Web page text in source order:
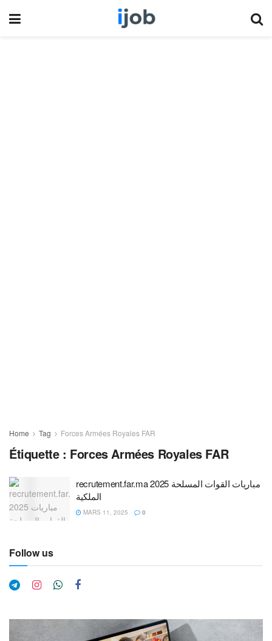
Home Tag Forces Armées Royales FAR
Étiquette : Forces Armées Royales FAR
recrutement.far.ma 2025 مباريات القوات المسلحة
الملكية
MARS 11, 2025 0
Follow us